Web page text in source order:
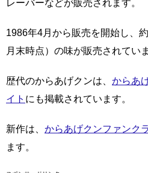
レーバーなどが販売されます。
1986年4月から販売を開始し、
月末時点）の味が販売されてい
歴代のからあげクンは、 からあ
イト にも掲載されています。
新作は、 からあげクンファンク
ます。